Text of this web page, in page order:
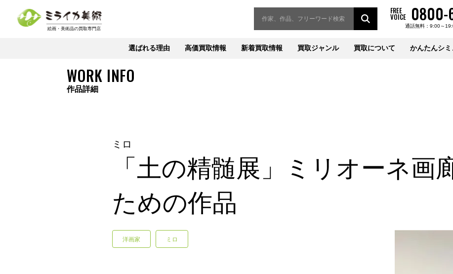
FREE
VOICE 0800-
通話無料：9:00～
選ばれる理由 高価買取情報 新着買取情報 買取ジャンル 買取について かんたんシ
WORK INFO
作品詳細
ミロ
「土の精髄展」ミリオーネ画
ための作品
洋画家 ミロ